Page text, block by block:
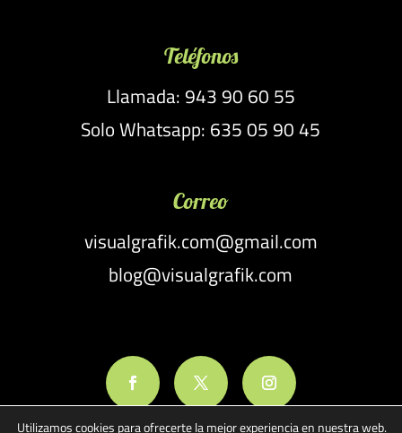
Teléfonos
Llamada: 943 90 60 55
Solo Whatsapp: 635 05 90 45
Correo
visualgrafik.com@gmail.com
blog@visualgrafik.com
Utilizamos cookies para ofrecerte la mejor experiencia en nuestra web.